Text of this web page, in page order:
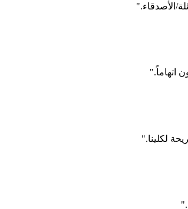
الأصدقاء."
اتهاماً."
لكلينا."